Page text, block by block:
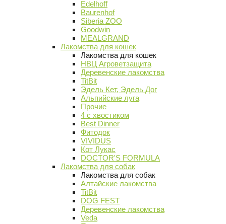
Edelhoff
Baurenhof
Siberia ZOO
Goodwin
MEALGRAND
Лакомства для кошек
Лакомства для кошек
НВЦ Агроветзащита
Деревенские лакомства
TitBit
Эдель Кет, Эдель Дог
Альпийские луга
Прочие
4 с хвостиком
Best Dinner
Фитодок
VIVIDUS
Кот Лукас
DOCTOR'S FORMULA
Лакомства для собак
Лакомства для собак
Алтайские лакомства
TitBit
DOG FEST
Деревенские лакомства
Veda